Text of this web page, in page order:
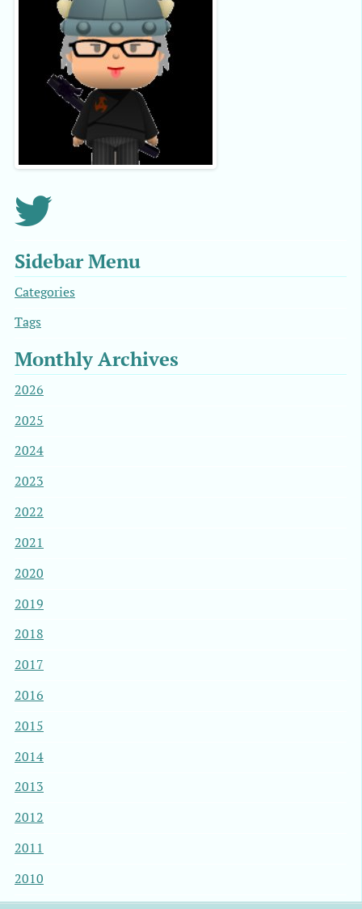
Sidebar Menu
Categories
Tags
Monthly Archives
2026
2025
2024
2023
2022
2021
2020
2019
2018
2017
2016
2015
2014
2013
2012
2011
2010